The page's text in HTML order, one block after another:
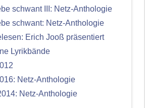
schwant III: Netz-Anthologie
schwant: Netz-Anthologie
Erich Jooß präsentiert
Lyrikbände
Netz-Anthologie
Netz-Anthologie